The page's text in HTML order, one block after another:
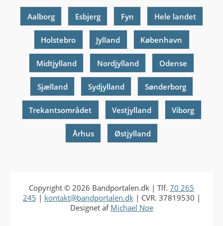
Aalborg Esbjerg Fyn Hele landet
Holstebro Jylland København
Midtjylland Nordjylland Odense
Sjælland Sydjylland Sønderborg
Trekantsområdet Vestjylland Viborg
Århus Østjylland
Copyright © 2026 Bandportalen.dk | Tlf. 70 265
245 | kontakt@bandportalen.dk| CVR. 37819530 |
Designet af Michael Noe